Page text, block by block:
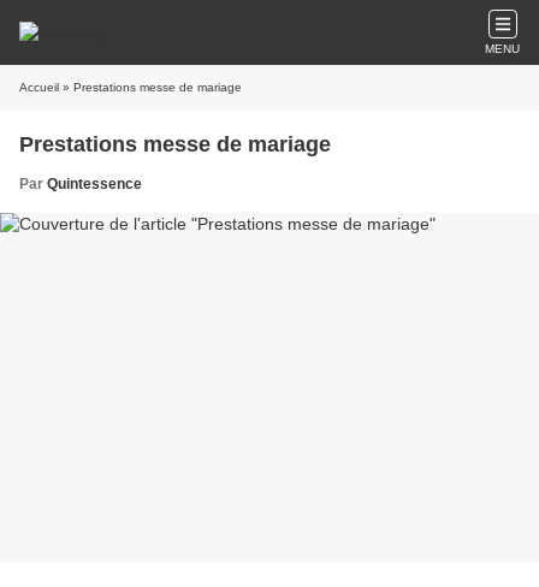
MENU
Accueil » Prestations messe de mariage
Prestations messe de mariage
Par Quintessence